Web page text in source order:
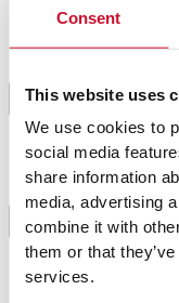
Consent
This website uses
We use cookies to
social media
share information
media, advertising
combine it with
them or that
services.
3
Decorrido o
em água fria
arrefecer
durante
4
Descasque os
casca, bem